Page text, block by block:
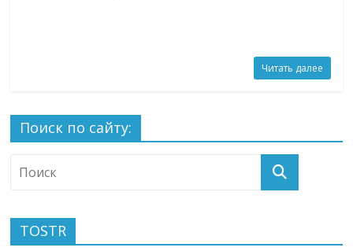
Читать далее
Поиск по сайту:
TOSTR